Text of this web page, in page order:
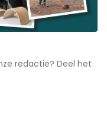
redactie? Deel het